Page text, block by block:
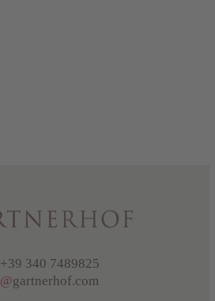
+39 340 7489825
@gartnerhof.com